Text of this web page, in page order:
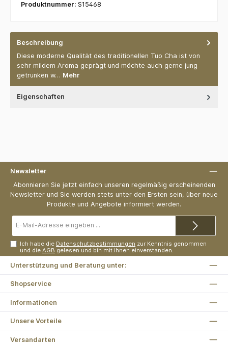
Produktnummer: S15468
Beschreibung
Diese moderne Qualität des traditionellen Tuo Cha ist von
sehr mildem Aroma geprägt und möchte auch gerne jung
getrunken w… Mehr
Eigenschaften
Newsletter
Abonnieren Sie jetzt einfach unseren regelmäßig erscheinenden
Newsletter und Sie werden stets unter den Ersten sein, über neue
Produkte und Angebote informiert werden.
Mail-
Ich habe die Datenschutzbestimmungen zur Kenntnis genommen
und dieAGB gelesen und bin mit ihnen einverstanden.
Unterstützung und Beratung unter:
Shopservice
Informationen
Unsere Vorteile
Versandarten